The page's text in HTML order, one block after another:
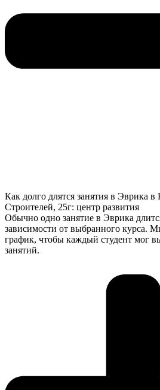
Как долго длятся занятия в Эврика в
Строителей, 25г: центр развития
Обычно одно занятие в Эврика
зависимости от выбранного курса.
график, чтобы каждый студент мог
занятий.